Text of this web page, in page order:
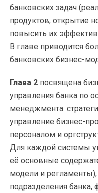
банковских задач
продуктов, открытие
повысить их
В главе приводится
банковских бизнес-
Глава 2 посвящена
управления банка по
менеджмента:
управление бизнес-
персоналом и
Для каждой системы
её основные
модели и
подразделения банка,